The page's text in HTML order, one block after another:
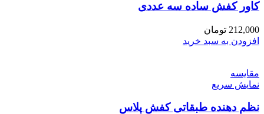
کاور کفش ساده سه عددی
212,000 تومان
افزودن به سبد خرید
مقايسه
نمایش سریع
نظم دهنده طبقاتی کفش پلاس